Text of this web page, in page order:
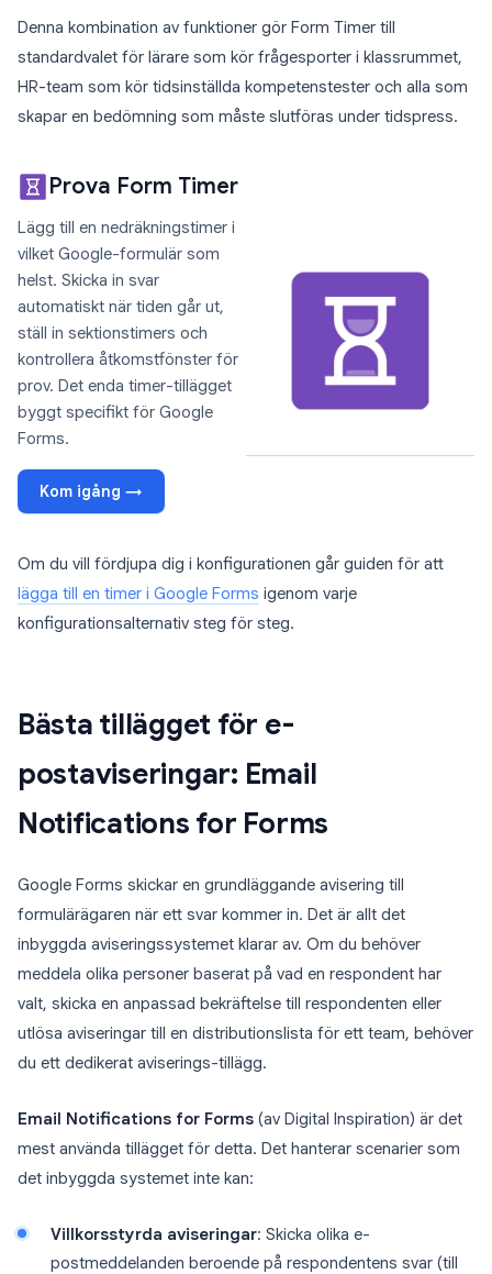
Denna kombination av funktioner gör Form Timer till
standardvalet för lärare som kör frågesporter i klassrummet,
HR-team som kör tidsinställda kompetenstester och alla som
skapar en bedömning som måste slutföras under tidspress.
Prova Form Timer
Lägg till en nedräkningstimer i
vilket Google-formulär som
helst. Skicka in svar
automatiskt när tiden går ut,
ställ in sektionstimers och
kontrollera åtkomstfönster för
prov. Det enda timer-tillägget
byggt specifikt för Google
Forms.
Kom igång →
Om du vill fördjupa dig i konfigurationen går guiden för att
lägga till en timer i Google Forms igenom varje
konfigurationsalternativ steg för steg.
Bästa tillägget för e-
postaviseringar: Email
Notifications for Forms
Google Forms skickar en grundläggande avisering till
formulärägaren när ett svar kommer in. Det är allt det
inbyggda aviseringssystemet klarar av. Om du behöver
meddela olika personer baserat på vad en respondent har
valt, skicka en anpassad bekräftelse till respondenten eller
utlösa aviseringar till en distributionslista för ett team, behöver
du ett dedikerat aviserings-tillägg.
Email Notifications for Forms (av Digital Inspiration) är det
mest använda tillägget för detta. Det hanterar scenarier som
det inbyggda systemet inte kan:
Villkorsstyrda aviseringar: Skicka olika e-
postmeddelanden beroende på respondentens svar (till